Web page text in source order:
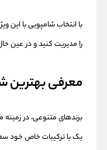
با انتخاب شامپویی با این
را مدیریت کنید و در عین
معرفی بهترین
برندهای متنوعی، در
یک با ترکیبات خاص خود